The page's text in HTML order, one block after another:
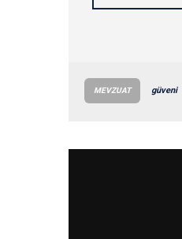
MEVZUAT güveni